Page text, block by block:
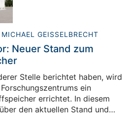
MICHAEL GEISSELBRECHT
Neuer Stand zum
Stelle berichtet haben, wird
ein
errichtet. In diesem
den aktuellen Stand und